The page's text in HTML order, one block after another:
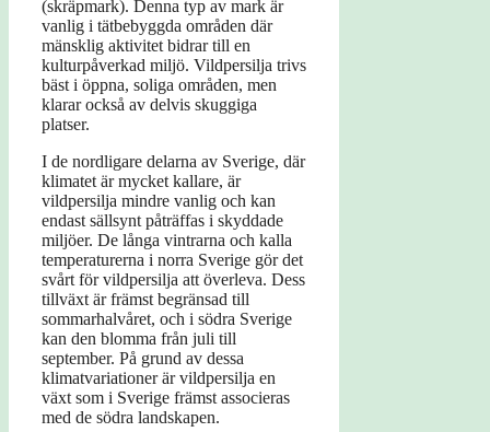
(skräpmark). Denna typ av mark är
vanlig i tätbebyggda områden där
mänsklig aktivitet bidrar till en
kulturpåverkad miljö. Vildpersilja trivs
bäst i öppna, soliga områden, men
klarar också av delvis skuggiga
platser.
I de nordligare delarna av Sverige, där
klimatet är mycket kallare, är
vildpersilja mindre vanlig och kan
endast sällsynt påträffas i skyddade
miljöer. De långa vintrarna och kalla
temperaturerna i norra Sverige gör det
svårt för vildpersilja att överleva. Dess
tillväxt är främst begränsad till
sommarhalvåret, och i södra Sverige
kan den blomma från juli till
september. På grund av dessa
klimatvariationer är vildpersilja en
växt som i Sverige främst associeras
med de södra landskapen.